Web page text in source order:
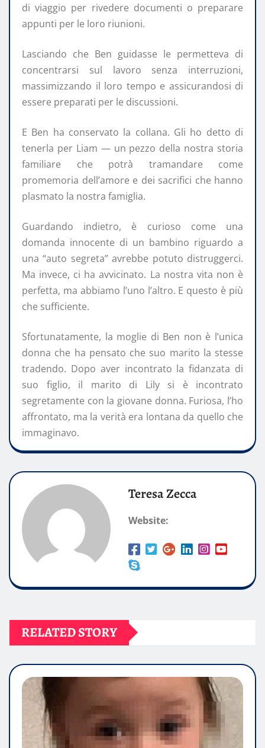
di viaggio per rivedere documenti o preparare
appunti per le loro riunioni.
Lasciando che Ben guidasse le permetteva di
concentrarsi sul lavoro senza interruzioni,
massimizzando il loro tempo e assicurandosi di
essere preparati per le discussioni.
E Ben ha conservato la collana. Gli ho detto di
tenerla per Liam — un pezzo della nostra storia
familiare che potrà tramandare come
promemoria dell’amore e dei sacrifici che hanno
plasmato la nostra famiglia.
Guardando indietro, è curioso come una
domanda innocente di un bambino riguardo a
una “auto segreta” avrebbe potuto distruggerci.
Ma invece, ci ha avvicinato. La nostra vita non è
perfetta, ma abbiamo l’uno l’altro. E questo è più
che sufficiente.
Sfortunatamente, la moglie di Ben non è l’unica
donna che ha pensato che suo marito la stesse
tradendo. Dopo aver incontrato la fidanzata di
suo figlio, il marito di Lily si è incontrato
segretamente con la giovane donna. Furiosa, l’ho
affrontato, ma la verità era lontana da quello che
immaginavo.
Teresa Zecca
Website:
RELATED STORY